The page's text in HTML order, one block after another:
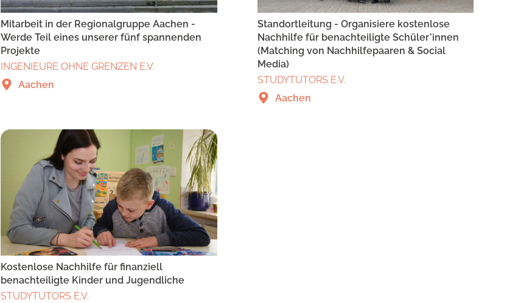
Mitarbeit in der Regionalgruppe Aachen -
Werde Teil eines unserer fünf spannenden
Projekte
INGENIEURE OHNE GRENZEN E.V.
Aachen
Standortleitung - Organisiere kostenlose
Nachhilfe für benachteiligte Schüler*innen
(Matching von Nachhilfepaaren & Social
Media)
STUDYTUTORS E.V.
Aachen
Kostenlose Nachhilfe für finanziell
benachteiligte Kinder und Jugendliche
STUDYTUTORS E.V.